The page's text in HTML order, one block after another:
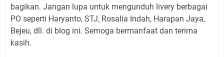
bagikan. Jangan lupa untuk mengunduh livery berbagai
PO seperti Haryanto, STJ, Rosalia Indah, Harapan Jaya,
Bejeu, dll. di blog ini. Semoga bermanfaat dan terima
kasih.